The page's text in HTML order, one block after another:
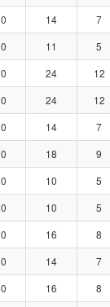
0 14 7
0 11 5
0 24 12
0 24 12
0 14 7
0 18 9
0 10 5
0 10 5
0 16 8
0 14 7
0 16 8